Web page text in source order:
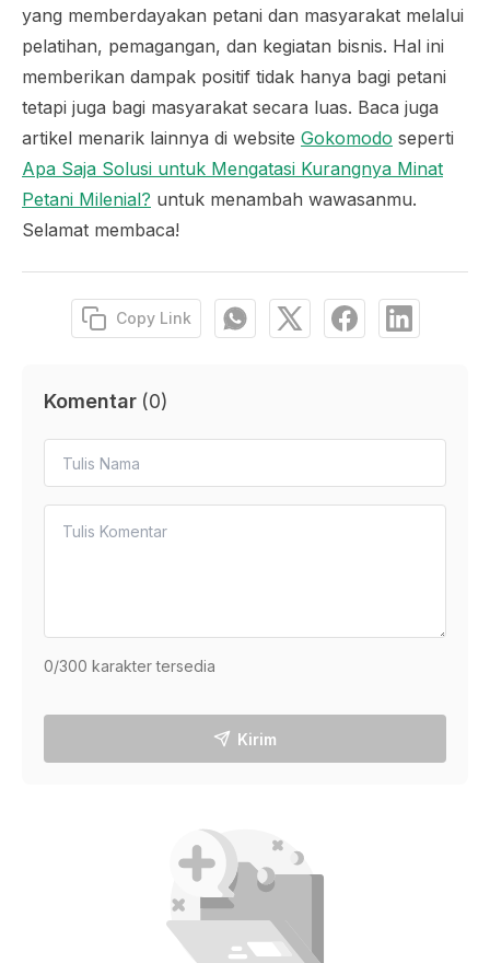
yang memberdayakan petani dan masyarakat melalui
pelatihan, pemagangan, dan kegiatan bisnis. Hal ini
memberikan dampak positif tidak hanya bagi petani
tetapi juga bagi masyarakat secara luas. Baca juga
artikel menarik lainnya di website Gokomodo seperti
Apa Saja Solusi untuk Mengatasi Kurangnya Minat
Petani Milenial? untuk menambah wawasanmu.
Selamat membaca!
Copy Link
Komentar (0)
0/300 karakter tersedia
Kirim